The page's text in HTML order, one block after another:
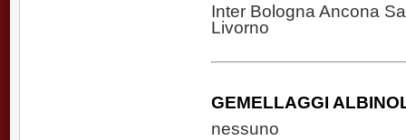
Inter Bologna Ancona
Livorno
GEMELLAGGI
nessuno